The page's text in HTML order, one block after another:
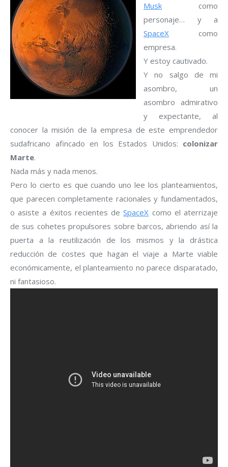
Musk como
personaje… y a
SpaceX como
empresa.
Y estoy cautivado.
Y no salgo de mi
asombro, un
asombro admirativo
y expectante, al
conocer la misión de la empresa de este emprendedor
sudafricano afincado en los Estados Unidos: colonizar
Marte.
Nada más y nada menos.
Pero lo cierto es que cuando uno lee los planteamientos,
que parecen completamente racionales y fundamentados,
o asiste a éxitos recientes deSpaceX como el aterrizaje
de sus cohetes propulsores sobre barcos, abriendo así la
puerta a la reutilización de los mismos y la drástica
reducción de costes que hagan el viaje a Marte viable
económicamente, el planteamiento no parece disparatado,
ni fantasioso.